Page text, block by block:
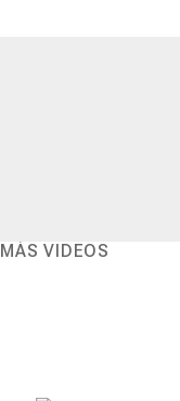
MÁS VIDEOS